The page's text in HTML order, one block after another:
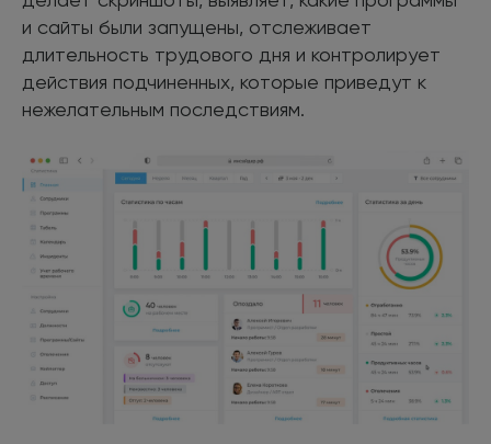
и сайты были запущены, отслеживает
длительность трудового дня и контролирует
действия подчиненных, которые приведут к
нежелательным последствиям.